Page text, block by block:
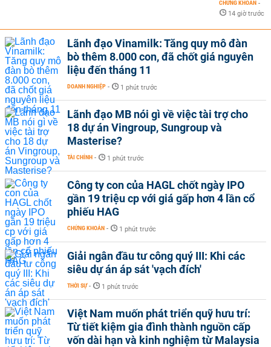
CHỨNG KHOÁN -
14 giờ trước
Lãnh đạo Vinamilk: Tăng quy mô đàn
bò thêm 8.000 con, đã chốt giá nguyên
liệu đến tháng 11
DOANH NGHIỆP - 1 phút trước
Lãnh đạo MB nói gì về việc tài trợ cho
18 dự án Vingroup, Sungroup và
Masterise?
TÀI CHÍNH - 1 phút trước
Công ty con của HAGL chốt ngày IPO
gần 19 triệu cp với giá gấp hơn 4 lần cổ
phiếu HAG
CHỨNG KHOÁN - 1 phút trước
Giải ngân đầu tư công quý III: Khi các
siêu dự án áp sát 'vạch đích'
THỜI SỰ - 1 phút trước
Việt Nam muốn phát triển quỹ hưu trí:
Từ tiết kiệm gia đình thành nguồn cấp
vốn dài hạn và kinh nghiệm từ Malaysia